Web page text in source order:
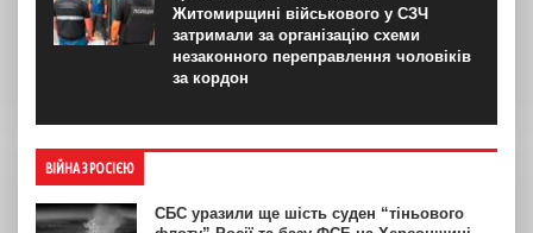
Житомирщині військового у СЗЧ
затримали за організацію схеми
незаконного переправлення чоловіків
за кордон
ВІЙНА З РОСІЄЮ
СБС уразили ще шість суден “тіньового